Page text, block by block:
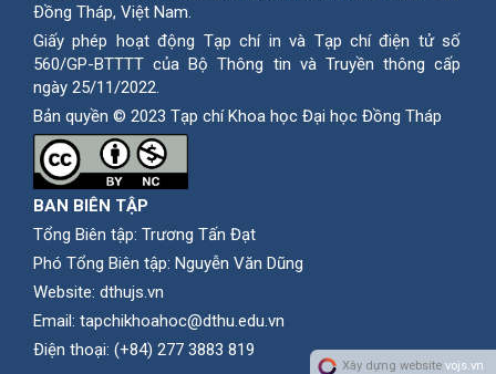
Ðồng Tháp, Việt Nam.
Giấy phép hoạt động Tạp chí in và Tạp chí điện tử số
560/GP-BTTTT của Bộ Thông tin và Truyền thông cấp
ngày 25/11/2022.
Bản quyền © 2023 Tạp chí Khoa học Đại học Đồng Tháp
BAN BIÊN TẬP
Tổng Biên tập: Trương Tấn Đạt
Phó Tổng Biên tập: Nguyễn Văn Dũng
Website: dthujs.vn
Email: tapchikhoahoc@dthu.edu.vn
Ðiện thoại: (+84) 277 3883 819